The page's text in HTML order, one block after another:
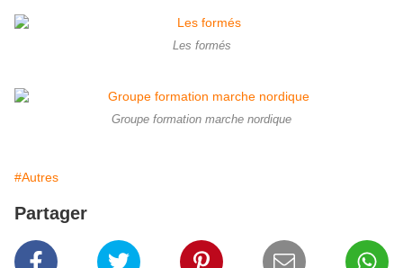
Les formés
Groupe formation marche nordique
#Autres
Partager